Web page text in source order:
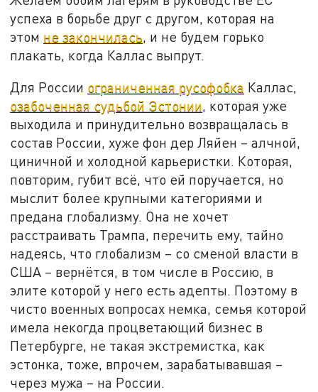
успеха в борьбе друг с другом, которая на
этом не закончилась, и не будем горько
плакать, когда Каллас выпрут.
Для России ограниченная русофобка Каллас,
озабоченная судьбой Эстонии, которая уже
выходила и принудительно возвращалась в
состав России, хуже фон дер Ляйен – алчной,
циничной и холодной карьеристки. Которая,
повторим, губит всё, что ей поручается, но
мыслит более крупными категориями и
предана глобализму. Она не хочет
расстраивать Трампа, перечить ему, тайно
надеясь, что глобализм – со сменой власти в
США – вернётся, в том числе в Россию, в
элите которой у него есть адепты. Поэтому в
чисто военных вопросах немка, семья которой
имела некогда процветающий бизнес в
Петербурге, не такая экстремистка, как
эстонка, тоже, впрочем, зарабатывавшая –
через мужа – на России.